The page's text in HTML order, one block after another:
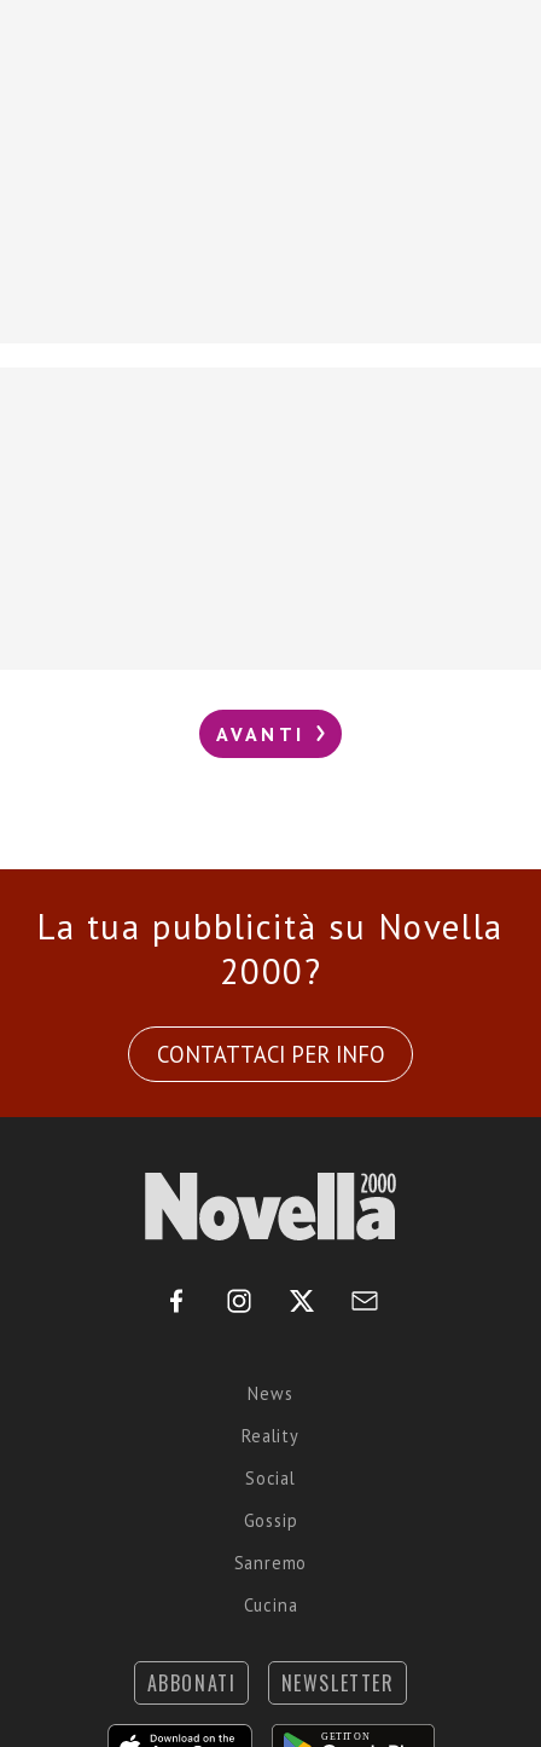
AVANTI
La tua pubblicità su Novella
2000?
CONTATTACI PER INFO
News
Reality
Social
Gossip
Sanremo
Cucina
ABBONATI NEWSLETTER